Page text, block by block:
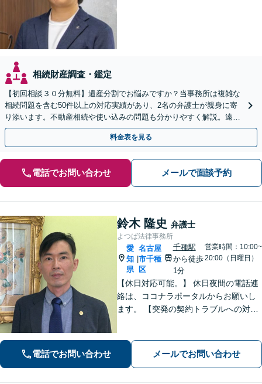
相続財産調査・鑑定
【初回相談３０分無料】遺産分割でお悩みですか？当事務所は複雑な
相続問題を含む50件以上の対応実績があり、2名の弁護士が親身に寄
り添います。不動産相続や使い込みの問題も分かりやすく解説。遠方
のご家族ともWEB相談が可能。LINE予約受付中。
料金表を見る
電話でお問い合わせ メールで面談予約
鈴木 隆史 弁護士
よつば法律事務所
愛
知
県
|
名古屋
市千種
区
千種駅
から徒歩
1分
営業時間：10:00~
20:00（日曜日）
【休日対応可能。】 休日夜間の電話連
絡は、ココナラポータルからお願いし
ます。 【突発の契約トラブルへの対応
籍」トラブル等に対し状況に応じて適
切に問題解決を図ります。
電話でお問い合わせ メールでお問い合わせ